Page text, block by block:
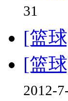
31
[篮
[篮
2012-